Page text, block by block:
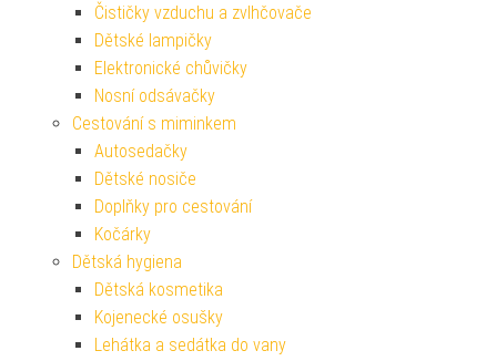
Čističky vzduchu a zvlhčovače
Dětské lampičky
Elektronické chůvičky
Nosní odsávačky
Cestování s miminkem
Autosedačky
Dětské nosiče
Doplňky pro cestování
Kočárky
Dětská hygiena
Dětská kosmetika
Kojenecké osušky
Lehátka a sedátka do vany